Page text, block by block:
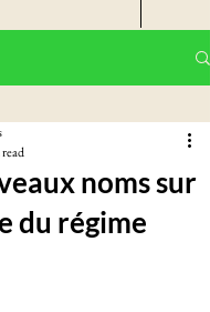
noms sur
du régime